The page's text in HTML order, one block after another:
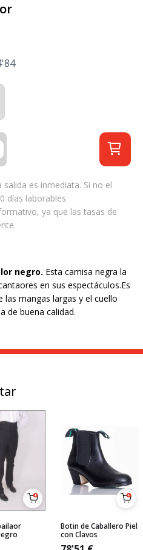
es inmediata. Si no el
días laborables
ya que las tasas de
negro. Esta camisa negra la
en sus espectáculos.Es
las mangas largas y el cuello
de buena calidad.
Botin de Caballero Piel
con Clavos